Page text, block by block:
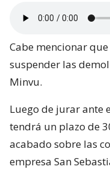
Cabe mencionar
suspender las
Minvu.
Luego de jurar ante
tendrá un plazo de
acabado sobre las
empresa San